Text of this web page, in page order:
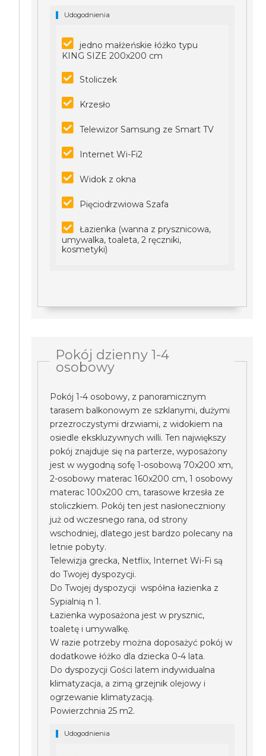
Udogodnienia
jedno małżeńskie łóżko typu
KING SIZE 200x200 cm
Stoliczek
Krzesło
Telewizor Samsung ze Smart TV
Internet Wi-Fi2
Widok z okna
Pięciodrzwiowa Szafa
Łazienka (wanna z prysznicowa,
umywalka, toaleta, 2 ręczniki,
kosmetyki)
Pokój dzienny 1-4
osobowy
Pokój 1-4 osobowy, z panoramicznym
tarasem balkonowym ze szklanymi, dużymi
przezroczystymi drzwiami, z widokiem na
osiedle ekskluzywnych willi. Ten największy
pokój znajduje się na parterze, wyposażony
jest w wygodną sofę 1-osobową 70x200 xm,
2-osobowy materac 160x200 cm, 1 osobowy
materac 100x200 cm, tarasowe krzesła ze
stoliczkiem. Pokój ten jest nasłoneczniony
już od wczesnego rana, od strony
wschodniej, dlatego jest bardzo polecany na
letnie pobyty.
Telewizja grecka, Netflix, Internet Wi-Fi są
do Twojej dyspozycji.
Do Twojej dyspozycji współna łazienka z
Sypialnią n 1.
Łazienka wyposażona jest w prysznic,
toaletę i umywalkę.
W razie potrzeby można doposażyć pokój w
dodatkowe łóżko dla dziecka 0-4 lata.
Do dyspozycji Gości latem indywidualna
klimatyzacja, a zimą grzejnik olejowy i
ogrzewanie klimatyzacją.
Powierzchnia 25 m2.
Udogodnienia